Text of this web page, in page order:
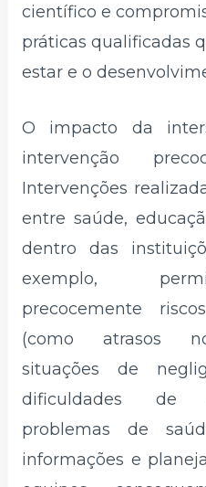
científico e
práticas qualificadas
estar e o
O impacto da
intervenção
Intervenções
entre saúde,
dentro das
exemplo,
precocemente
(como atrasos
situações de
dificuldades de
problemas de
informações e